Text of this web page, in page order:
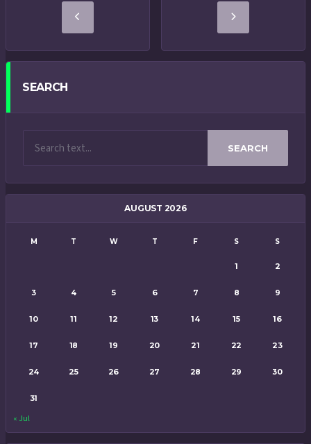
SEARCH
SEARCH
AUGUST 2026
M T W T F S S
1 2
3 4 5 6 7 8 9
10 11 12 13 14 15 16
17 18 19 20 21 22 23
24 25 26 27 28 29 30
31
« Jul